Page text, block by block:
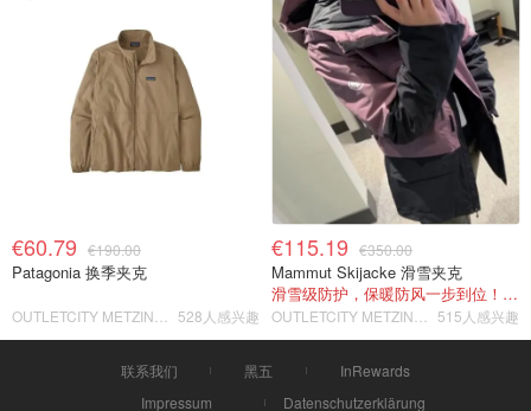
€60.79 €190.00
Patagonia 换季夹克
528人感兴趣
€115.19 €350.00
Mammut Skijacke 滑雪夹克
滑雪级防护，保暖防风一步到位！仅剩s！
515人感兴趣
联系我们 黑五
InRewards
Impressum
Datenschutzerklärung